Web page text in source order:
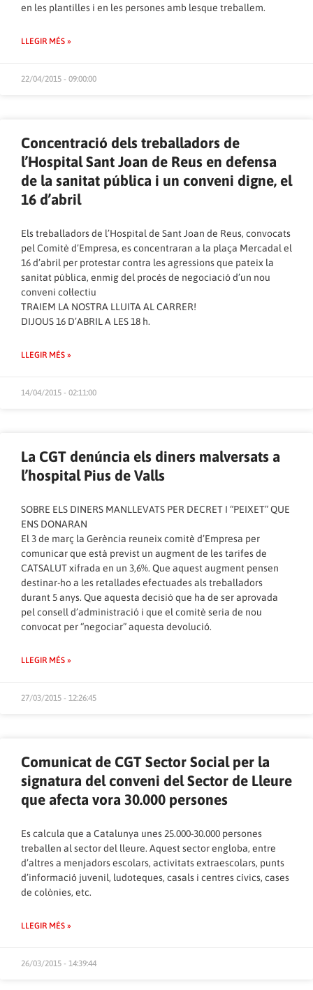
en les plantilles i en les persones amb lesque treballem.
LLEGIR MÉS »
22/04/2015 - 09:00:00
Concentració dels treballadors de
l’Hospital Sant Joan de Reus en defensa
de la sanitat pública i un conveni digne, el
16 d’abril
Els treballadors de l’Hospital de Sant Joan de Reus, convocats
pel Comitè d’Empresa, es concentraran a la plaça Mercadal el
16 d’abril per protestar contra les agressions que pateix la
sanitat pública, enmig del procés de negociació d’un nou
conveni col·lectiu
TRAIEM LA NOSTRA LLUITA AL CARRER!
DIJOUS 16 D’ABRIL A LES 18 h.
LLEGIR MÉS »
14/04/2015 - 02:11:00
La CGT denúncia els diners malversats a
l’hospital Pius de Valls
SOBRE ELS DINERS MANLLEVATS PER DECRET I “PEIXET” QUE
ENS DONARAN
El 3 de març la Gerència reuneix comitè d’Empresa per
comunicar que està previst un augment de les tarifes de
CATSALUT xifrada en un 3,6%. Que aquest augment pensen
destinar-ho a les retallades efectuades als treballadors
durant 5 anys. Que aquesta decisió que ha de ser aprovada
pel consell d’administració i que el comitè seria de nou
convocat per “negociar” aquesta devolució.
LLEGIR MÉS »
27/03/2015 - 12:26:45
Comunicat de CGT Sector Social per la
signatura del conveni del Sector de Lleure
que afecta vora 30.000 persones
Es calcula que a Catalunya unes 25.000-30.000 persones
treballen al sector del lleure. Aquest sector engloba, entre
d’altres a menjadors escolars, activitats extraescolars, punts
d’informació juvenil, ludoteques, casals i centres cívics, cases
de colònies, etc.
LLEGIR MÉS »
26/03/2015 - 14:39:44